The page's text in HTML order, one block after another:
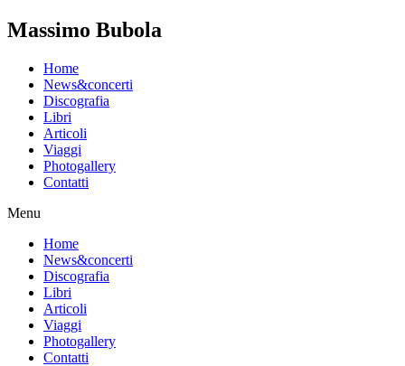
Massimo Bubola
Home
News&concerti
Discografia
Libri
Articoli
Viaggi
Photogallery
Contatti
Menu
Home
News&concerti
Discografia
Libri
Articoli
Viaggi
Photogallery
Contatti